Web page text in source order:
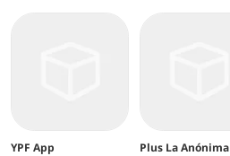
YPF App
Plus La Anónima